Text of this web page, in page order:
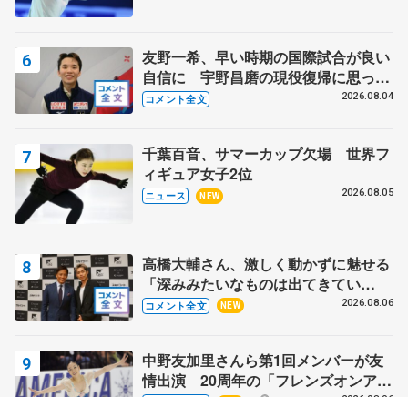
友野一希、早い時期の国際試合が良い
自信に 宇野昌磨の現役復帰に思って
いること 【アジアンオープントロフ
コメント全文 2026.08.04
千葉百音、サマーカップ欠場 世界フ
ィギュア女子2位
ニュース NEW 2026.08.05
高橋大輔さん、激しく動かずに魅せる
「深みみたいなものは出てきてい
る？」 〝兄さん〟と慕うレジェンド
コメント全文 NEW 2026.08.06
中野友加里さんら第1回メンバーが友
情出演 20周年の「フレンズオンアイ